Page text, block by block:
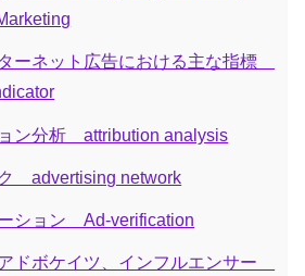
ターネット広告における主な指標
ン分析 attribution analysis
advertising network
ション Ad-verification
ドボケイツ、インフルエンサー